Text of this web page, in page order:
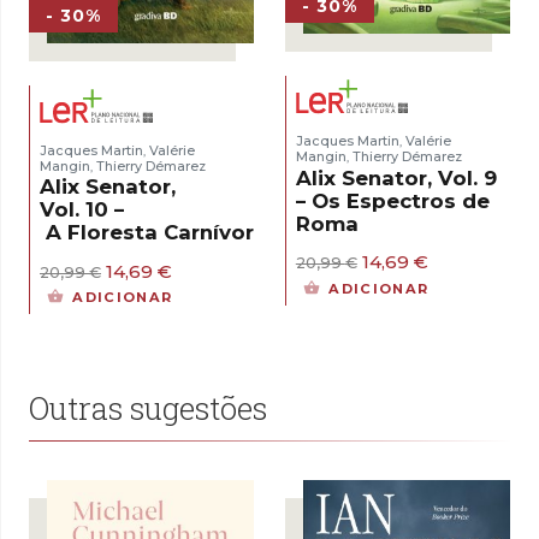
- 30%
Jacques Martin Valérie
Mangin Thierry Démarez
Alix Senator,
Vol. 10 –
A Floresta Carnívora
20,99€ O
preço
14,69 €
ADICIONAR
- 30%
Jacques Martin Valérie
Mangin Thierry Démarez
Alix Senator, Vol. 9
– Os Espectros de
Roma
20,99€ O
preço
original
14,69 €O
preço
atual
ADICIONAR
Outras sugestões